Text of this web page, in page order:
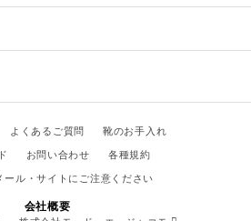
よくあるご質問
靴のお手入れ
お問い合わせ
各種規約
ール・サイトにご注意ください
会社概要